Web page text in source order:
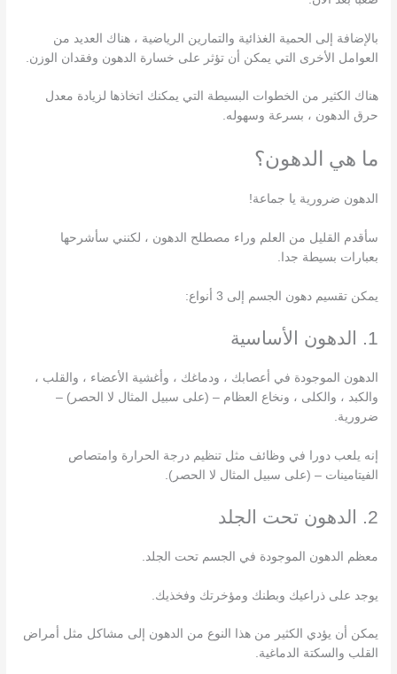
بالإضافة إلى الحمية الغذائية والتمارين الرياضية ، هناك العديد من
العوامل الأخرى التي يمكن أن تؤثر على خسارة الدهون وفقدان الوزن.
هناك الكثير من الخطوات البسيطة التي يمكنك اتخاذها لزيادة معدل
حرق الدهون ، بسرعة وسهوله.
ما هي الدهون؟
الدهون ضرورية يا جماعة!
سأقدم القليل من العلم وراء مصطلح الدهون ، لكنني سأشرحها
بعبارات بسيطة جدا.
يمكن تقسيم دهون الجسم إلى 3 أنواع:
1. الدهون الأساسية
الدهون الموجودة في أعصابك ، ودماغك ، وأغشية الأعضاء ، والقلب ،
والكبد ، والكلى ، ونخاع العظام – (على سبيل المثال لا الحصر) –
ضرورية.
إنه يلعب دورا في وظائف مثل تنظيم درجة الحرارة وامتصاص
الفيتامينات – (على سبيل المثال لا الحصر).
2. الدهون تحت الجلد
معظم الدهون الموجودة في الجسم تحت الجلد.
يوجد على ذراعيك وبطنك ومؤخرتك وفخذيك.
يمكن أن يؤدي الكثير من هذا النوع من الدهون إلى مشاكل مثل أمراض
القلب والسكتة الدماغية.